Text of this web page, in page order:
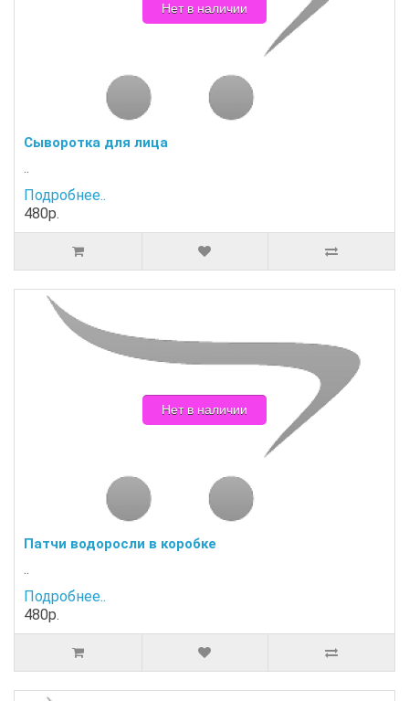
Нет в наличии
Сыворотка для лица
..
Подробнее..
480р.
Нет в наличии
Патчи водоросли в коробке
..
Подробнее..
480р.